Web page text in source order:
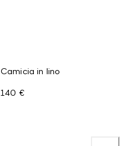
Camicia in lino
140 €